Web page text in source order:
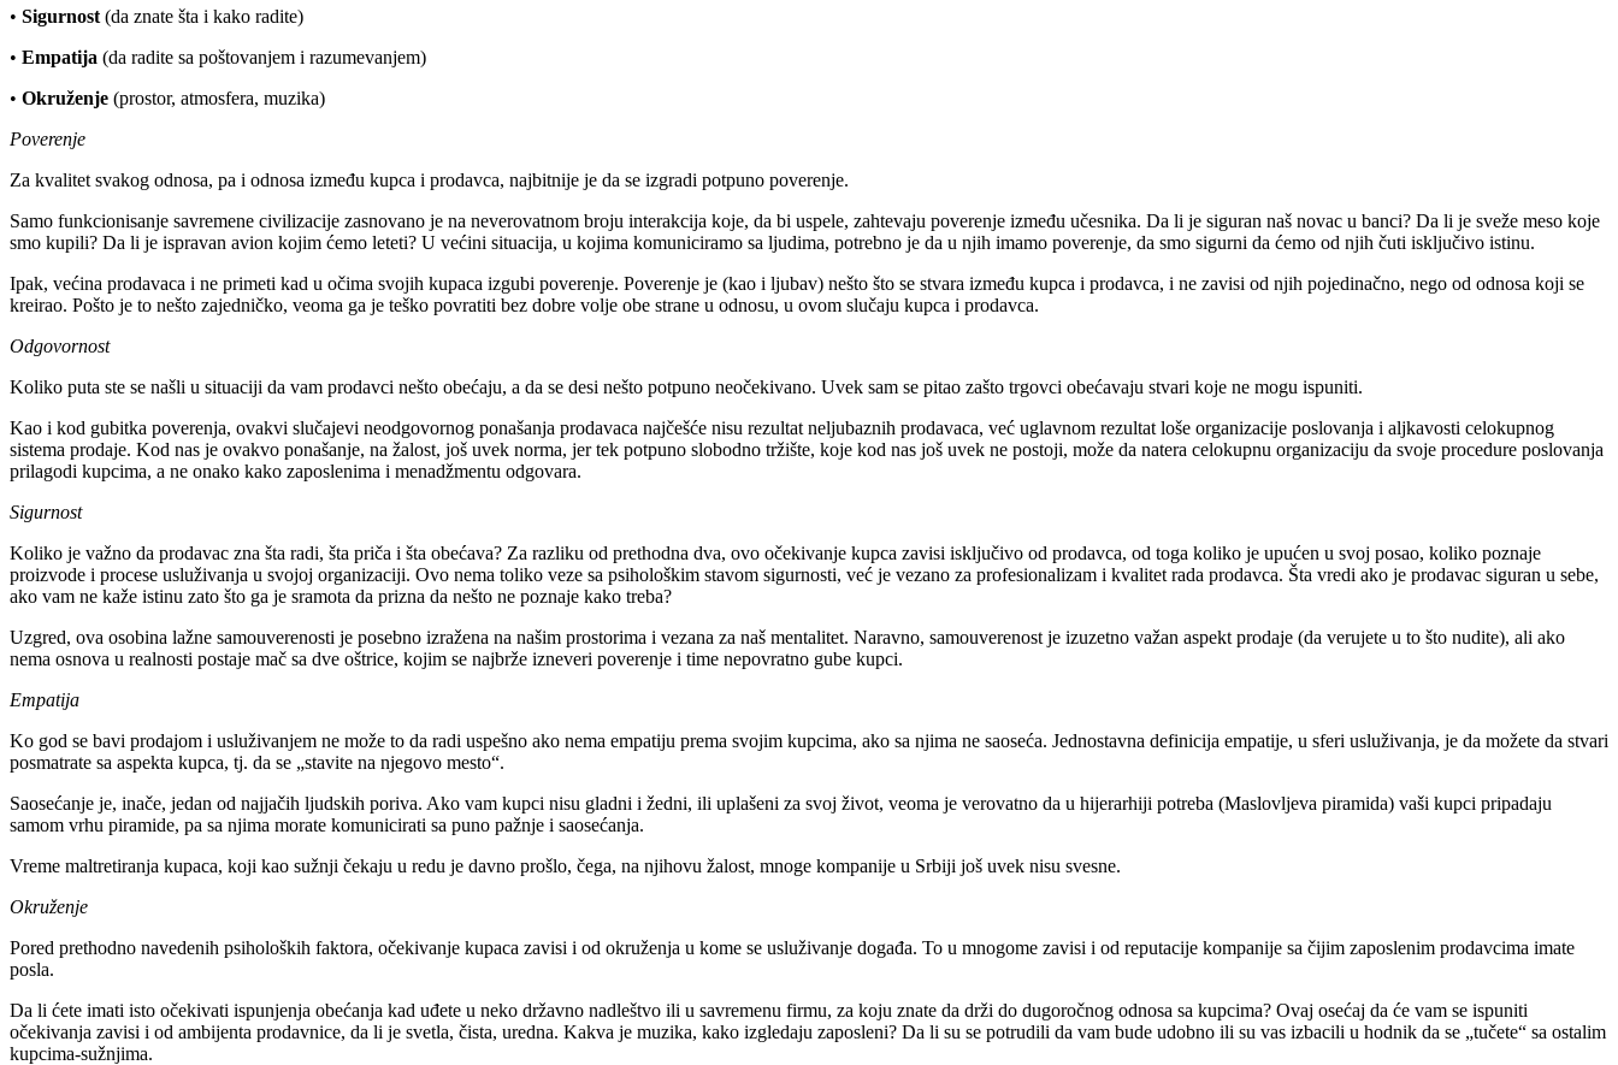
• Sigurnost (da znate šta i kako radite)
• Empatija (da radite sa poštovanjem i razumevanjem)
• Okruženje (prostor, atmosfera, muzika)
Poverenje
Za kvalitet svakog odnosa, pa i odnosa između kupca i prodavca, najbitnije je da se izgradi potpuno poverenje.
Samo funkcionisanje savremene civilizacije zasnovano je na neverovatnom broju interakcija koje, da bi uspele, zahtevaju poverenje između učesnika. Da li je siguran naš novac u banci? Da li je sveže meso koje
smo kupili? Da li je ispravan avion kojim ćemo leteti? U većini situacija, u kojima komuniciramo sa ljudima, potrebno je da u njih imamo poverenje, da smo sigurni da ćemo od njih čuti isključivo istinu.
Ipak, većina prodavaca i ne primeti kad u očima svojih kupaca izgubi poverenje. Poverenje je (kao i ljubav) nešto što se stvara između kupca i prodavca, i ne zavisi od njih pojedinačno, nego od odnosa koji se
kreirao. Pošto je to nešto zajedničko, veoma ga je teško povratiti bez dobre volje obe strane u odnosu, u ovom slučaju kupca i prodavca.
Odgovornost
Koliko puta ste se našli u situaciji da vam prodavci nešto obećaju, a da se desi nešto potpuno neočekivano. Uvek sam se pitao zašto trgovci obećavaju stvari koje ne mogu ispuniti.
Kao i kod gubitka poverenja, ovakvi slučajevi neodgovornog ponašanja prodavaca najčešće nisu rezultat neljubaznih prodavaca, već uglavnom rezultat loše organizacije poslovanja i aljkavosti celokupnog
sistema prodaje. Kod nas je ovakvo ponašanje, na žalost, još uvek norma, jer tek potpuno slobodno tržište, koje kod nas još uvek ne postoji, može da natera celokupnu organizaciju da svoje procedure poslovanja
prilagodi kupcima, a ne onako kako zaposlenima i menadžmentu odgovara.
Sigurnost
Koliko je važno da prodavac zna šta radi, šta priča i šta obećava? Za razliku od prethodna dva, ovo očekivanje kupca zavisi isključivo od prodavca, od toga koliko je upućen u svoj posao, koliko poznaje
proizvode i procese usluživanja u svojoj organizaciji. Ovo nema toliko veze sa psihološkim stavom sigurnosti, već je vezano za profesionalizam i kvalitet rada prodavca. Šta vredi ako je prodavac siguran u sebe,
ako vam ne kaže istinu zato što ga je sramota da prizna da nešto ne poznaje kako treba?
Uzgred, ova osobina lažne samouverenosti je posebno izražena na našim prostorima i vezana za naš mentalitet. Naravno, samouverenost je izuzetno važan aspekt prodaje (da verujete u to što nudite), ali ako
nema osnova u realnosti postaje mač sa dve oštrice, kojim se najbrže izneveri poverenje i time nepovratno gube kupci.
Empatija
Ko god se bavi prodajom i usluživanjem ne može to da radi uspešno ako nema empatiju prema svojim kupcima, ako sa njima ne saoseća. Jednostavna definicija empatije, u sferi usluživanja, je da možete da stvari
posmatrate sa aspekta kupca, tj. da se „stavite na njegovo mesto“.
Saosećanje je, inače, jedan od najjačih ljudskih poriva. Ako vam kupci nisu gladni i žedni, ili uplašeni za svoj život, veoma je verovatno da u hijerarhiji potreba (Maslovljeva piramida) vaši kupci pripadaju
samom vrhu piramide, pa sa njima morate komunicirati sa puno pažnje i saosećanja.
Vreme maltretiranja kupaca, koji kao sužnji čekaju u redu je davno prošlo, čega, na njihovu žalost, mnoge kompanije u Srbiji još uvek nisu svesne.
Okruženje
Pored prethodno navedenih psiholoških faktora, očekivanje kupaca zavisi i od okruženja u kome se usluživanje događa. To u mnogome zavisi i od reputacije kompanije sa čijim zaposlenim prodavcima imate
posla.
Da li ćete imati isto očekivati ispunjenja obećanja kad uđete u neko državno nadleštvo ili u savremenu firmu, za koju znate da drži do dugoročnog odnosa sa kupcima? Ovaj osećaj da će vam se ispuniti
očekivanja zavisi i od ambijenta prodavnice, da li je svetla, čista, uredna. Kakva je muzika, kako izgledaju zaposleni? Da li su se potrudili da vam bude udobno ili su vas izbacili u hodnik da se „tučete“ sa ostalim
kupcima-sužnjima.